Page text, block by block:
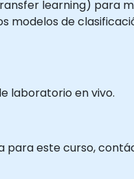
learning) para
modelos de
laboratorio en vivo.
para este curso,